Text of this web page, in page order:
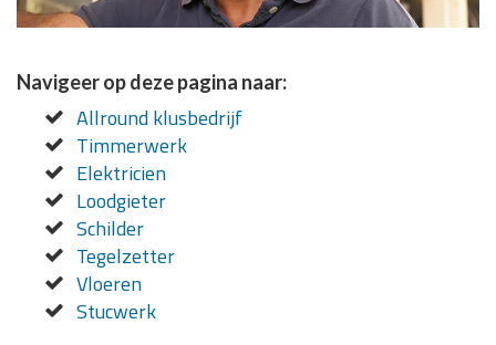
Navigeer op deze pagina naar:
Allround klusbedrijf
Timmerwerk
Elektricien
Loodgieter
Schilder
Tegelzetter
Vloeren
Stucwerk